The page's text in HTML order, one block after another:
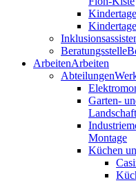
Beratungsstelle
ArbeitenArbeiten
Abteilungen
Garten-
Montage
Küchen